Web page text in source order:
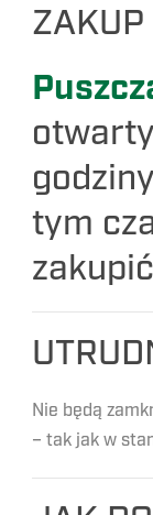
ZAKUP
tym
Nie będą
– tak jak w